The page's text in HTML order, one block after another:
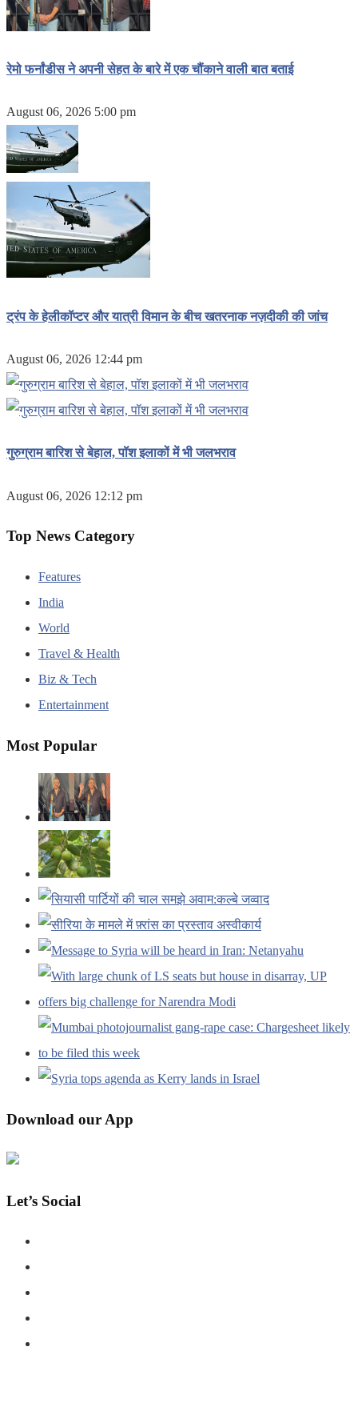
रेमो फर्नांडीस ने अपनी सेहत के बारे में एक चौंकाने वाली बात बताई
August 06, 2026 5:00 pm
ट्रंप के हेलीकॉप्टर और यात्री विमान के बीच खतरनाक नज़दीकी की जांच
August 06, 2026 12:44 pm
गुरुग्राम बारिश से बेहाल, पॉश इलाकों में भी जलभराव
August 06, 2026 12:12 pm
Top News Category
Features
India
World
Travel & Health
Biz & Tech
Entertainment
Most Popular
Download our App
Let’s Social